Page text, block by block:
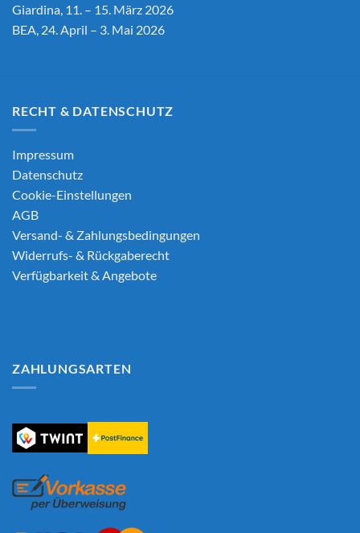
Giardina, 11. – 15. März 2026
BEA, 24. April – 3. Mai 2026
RECHT & DATENSCHUTZ
Impressum
Datenschutz
Cookie-Einstellungen
AGB
Versand- & Zahlungsbedingungen
Widerrufs- & Rückgaberecht
Verfügbarkeit & Angebote
ZAHLUNGSARTEN